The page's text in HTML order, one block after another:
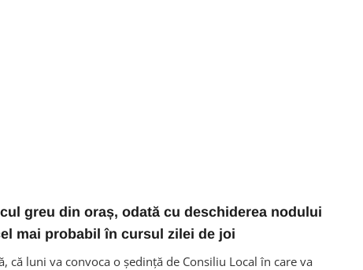
greu din oraș, odată cu deschiderea nodului
mai probabil în cursul zilei de joi
că luni va convoca o ședință de Consiliu Local în care va